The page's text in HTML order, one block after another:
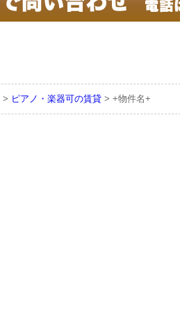
> ピアノ・楽器可の賃貸 > +物件名+